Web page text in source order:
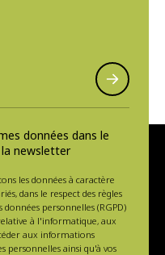
données dans le
newsletter
les données à caractère
dans le respect des règles
personnelles (RGPD)
à l'informatique, aux
aux informations
personnelles ainsi qu'à vos